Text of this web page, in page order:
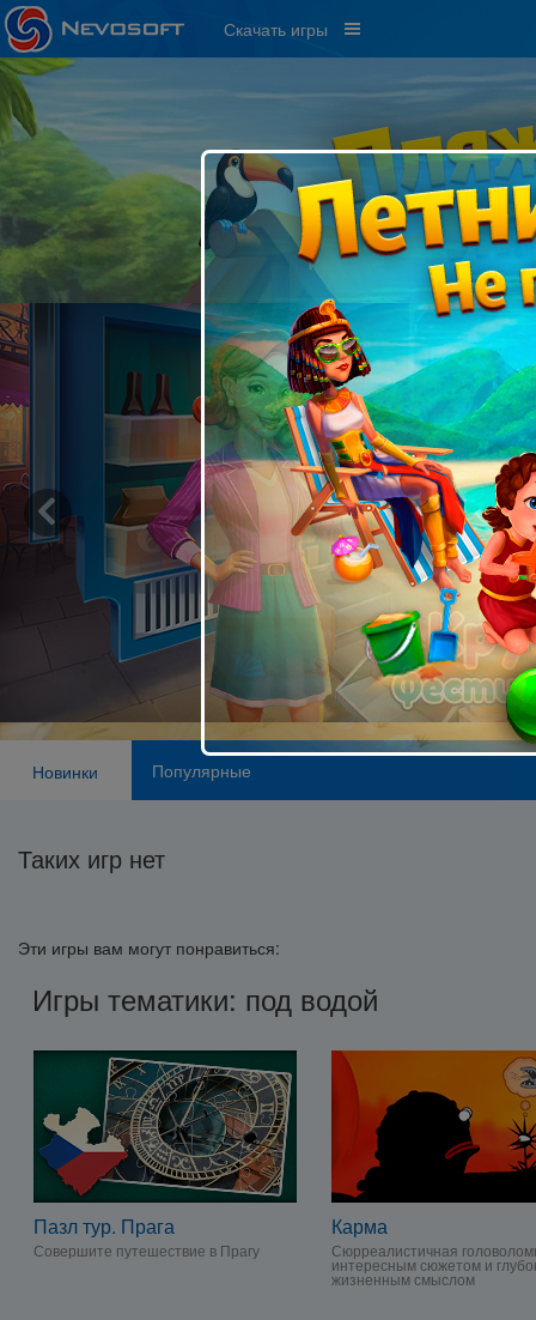
Скачать игры
Новинки Популярные
Таких игр нет
Эти игры вам могут понравиться:
Игры тематики: под водой
Пазл тур. Прага
Совершите путешествие в Прагу
Карма
Сюрреалистичная
интересным сюжетом и
жизненным смыслом